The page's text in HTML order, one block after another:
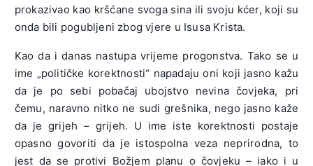
prokazivao kao kršćane svoga sina ili svoju kćer, koji su
onda bili pogubljeni zbog vjere u Isusa Krista.
Kao da i danas nastupa vrijeme progonstva. Tako se u
ime „političke korektnosti“ napadaju oni koji jasno kažu
da je po sebi pobačaj ubojstvo nevina čovjeka, pri
čemu, naravno nitko ne sudi grešnika, nego jasno kaže
da je grijeh – grijeh. U ime iste korektnosti postaje
opasno govoriti da je istospolna veza neprirodna, to
jest da se protivi Božjem planu o čovjeku – iako i u